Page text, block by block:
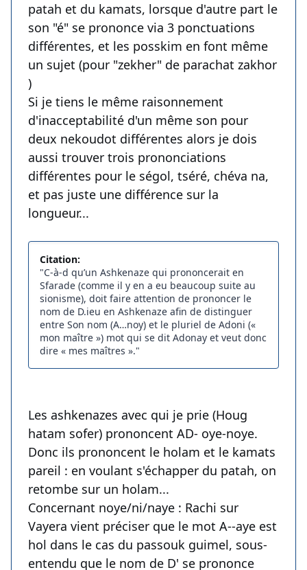
patah et du kamats, lorsque d'autre part le
son "é" se prononce via 3 ponctuations
différentes, et les posskim en font même
un sujet (pour "zekher" de parachat zakhor
)
Si je tiens le même raisonnement
d'inacceptabilité d'un même son pour
deux nekoudot différentes alors je dois
aussi trouver trois prononciations
différentes pour le ségol, tséré, chéva na,
et pas juste une différence sur la
longueur...
Citation:
"C-à-d qu’un Ashkenaze qui prononcerait en
Sfarade (comme il y en a eu beaucoup suite au
sionisme), doit faire attention de prononcer le
nom de D.ieu en Ashkenaze afin de distinguer
entre Son nom (A…noy) et le pluriel de Adoni («
mon maître ») mot qui se dit Adonay et veut donc
dire « mes maîtres »."
Les ashkenazes avec qui je prie (Houg
hatam sofer) prononcent AD- oye-noye.
Donc ils prononcent le holam et le kamats
pareil : en voulant s'échapper du patah, on
retombe sur un holam...
Concernant noye/ni/naye : Rachi sur
Vayera vient préciser que le mot A--aye est
hol dans le cas du passouk guimel, sous-
entendu que le nom de D' se prononce